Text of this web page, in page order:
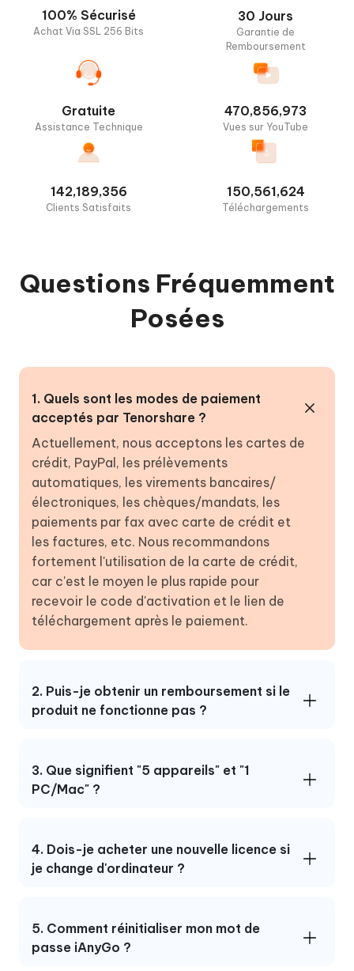
Recherche de
Pokémon/Raids
Mode Téléportation
par Saut
100% Sécurisé
Achat Via SSL 256 Bits
30 Jours
Garantie de
Remboursement
Gratuite
Assistance Technique
470,856,973
Vues sur YouTube
142,189,356
Clients Satisfaits
150,561,624
Téléchargements
Questions Fréquemment
Posées
1. Quels sont les modes de paiement
acceptés par Tenorshare ?
Actuellement, nous acceptons les cartes de
crédit, PayPal, les prélèvements
automatiques, les virements bancaires/
électroniques, les chèques/mandats, les
paiements par fax avec carte de crédit et
les factures, etc. Nous recommandons
fortement l'utilisation de la carte de crédit,
car c'est le moyen le plus rapide pour
recevoir le code d'activation et le lien de
téléchargement après le paiement.
2. Puis-je obtenir un remboursement si le
produit ne fonctionne pas ?
3. Que signifient "5 appareils" et "1
PC/Mac" ?
4. Dois-je acheter une nouvelle licence si
je change d'ordinateur ?
5. Comment réinitialiser mon mot de
passe iAnyGo ?